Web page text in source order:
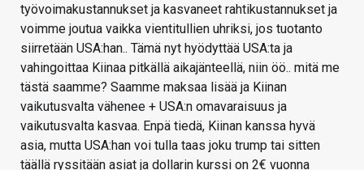
työvoimakustannukset ja kasvaneet rahtikustannukset ja
voimme joutua vaikka vientitullien uhriksi, jos tuotanto
siirretään USA:han.. Tämä nyt hyödyttää USA:ta ja
vahingoittaa Kiinaa pitkällä aikajänteellä, niin öö.. mitä me
tästä saamme? Saamme maksaa lisää ja Kiinan
vaikutusvalta vähenee + USA:n omavaraisuus ja
vaikutusvalta kasvaa. Enpä tiedä, Kiinan kanssa hyvä
asia, mutta USA:han voi tulla taas joku trump tai sitten
täällä ryssitään asiat ja dollarin kurssi on 2€ vuonna